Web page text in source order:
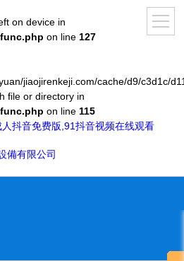
on device in
on line 127
jiaojirenkeji.com/cache/d9/c3d1c/
file or directory in
on line 115
抖音免费版,91抖音视频在线观看